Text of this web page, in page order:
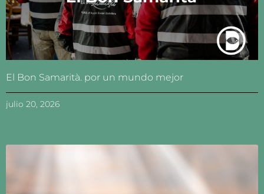
El Bon Samarità. por un mundo mejor
julio 20, 2026